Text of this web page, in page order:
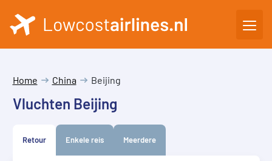
Home China Beijing
Vluchten Beijing
Retour Enkele reis Meerdere